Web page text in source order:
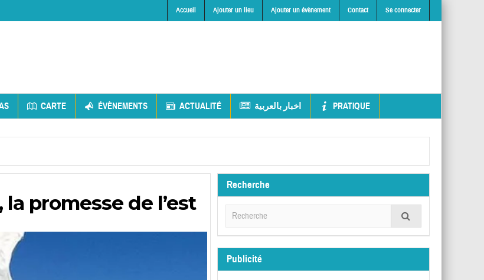
Accueil Ajouter un lieu Ajouter un évènement Contact Se connecter
CARTE ÉVÈNEMENTS ACTUALITÉ اخبار بالعربية PRATIQUE
promesse de l’est
Recherche
Publicité